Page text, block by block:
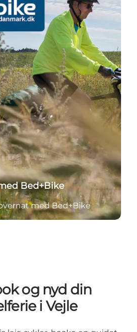
Bed+Bike
med Bed+Bike
og nyd din
i Vejle